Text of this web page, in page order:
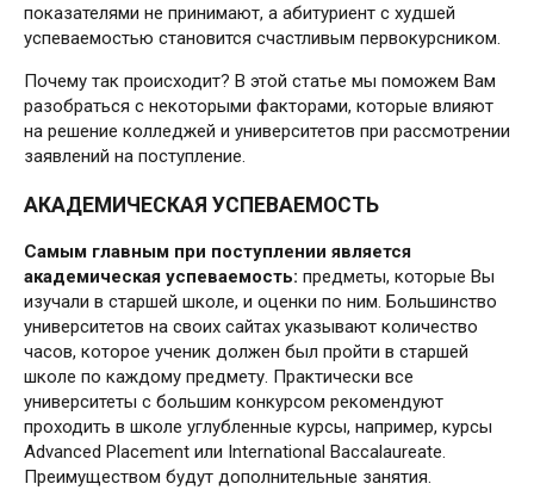
показателями не принимают, а абитуриент с худшей
успеваемостью ста­но­вится счастливым первокурсником.
Почему так происходит? В этой статье мы поможем Вам
разобраться с некоторыми факторами, которые влияют
на решение колледжей и университетов при рассмотрении
заявлений на поступление.
АКАДЕМИЧЕСКАЯ УСПЕВАЕМОСТЬ
Самым главным при поступлении является
академическая успеваемость: предметы, которые Вы
изучали в старшей школе, и оценки по ним. Большинство
университетов на своих сайтах указывают количество
часов, которое ученик должен был пройти в старшей
школе по каждому предмету. Практически все
университеты с большим конкурсом рекомендуют
проходить в школе углубленные курсы, например, курсы
Advanced Placement или International Baccalaureate.
Преимуществом будут дополнительные занятия.